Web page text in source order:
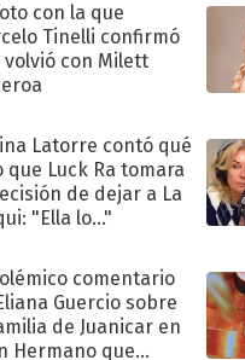
con la que
Tinelli confirmó
volvió con Milett
Latorre contó qué
que Luck Ra tomara
de dejar a La
"Ella lo..."
comentario
Guercio sobre
de Juanicar en
Hermano que